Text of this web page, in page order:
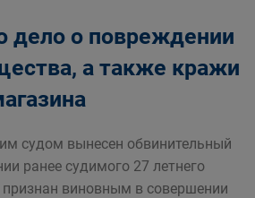
дело о повреждении
а также кражи
судом вынесен обвинительный
ранее судимого 27 летнего
виновным в совершении